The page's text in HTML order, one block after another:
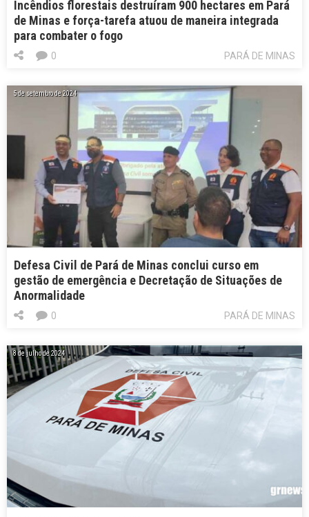
Incêndios florestais destruíram 900 hectares em Pará
de Minas e força-tarefa atuou de maneira integrada
para combater o fogo
PARÁ DE MINAS
0
5 de setembro de 2024
Defesa Civil de Pará de Minas conclui curso em
gestão de emergência e Decretação de Situações de
Anormalidade
PARÁ DE MINAS
0
8 de julho de 2024